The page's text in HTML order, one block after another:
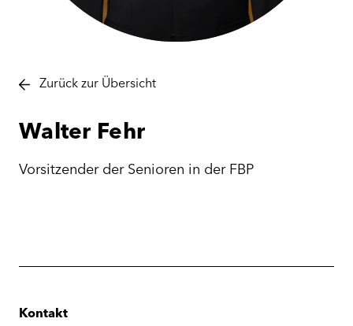
Zurück zur Übersicht
Walter Fehr
Vorsitzender der Senioren in der FBP
Kontakt